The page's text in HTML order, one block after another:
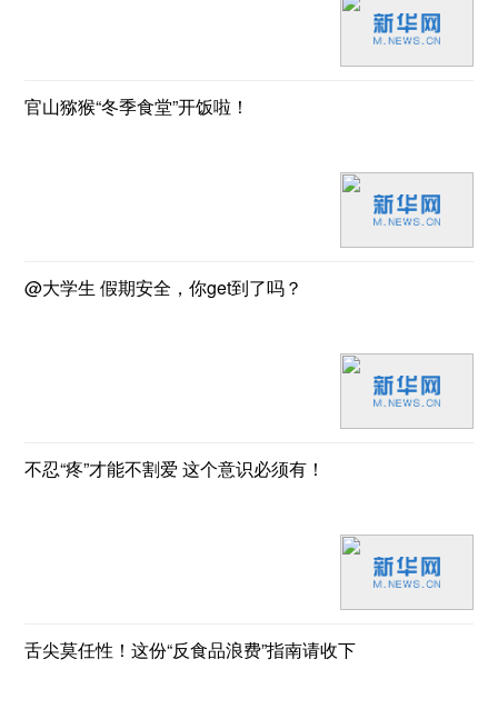
官山猕猴“冬季食堂”开饭啦！
@大学生 假期安全，你get到了吗？
不忍“疼”才能不割爱 这个意识必须有！
舌尖莫任性！这份“反食品浪费”指南请收下